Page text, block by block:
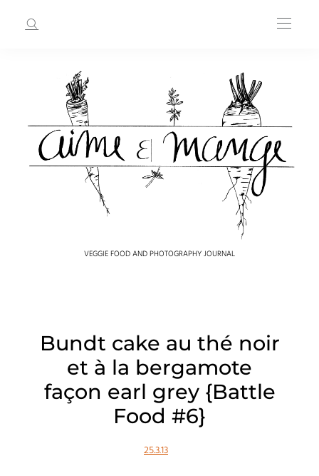
VEGGIE FOOD AND PHOTOGRAPHY JOURNAL
Bundt cake au thé noir
et à la bergamote
façon earl grey {Battle
Food #6}
25.3.13